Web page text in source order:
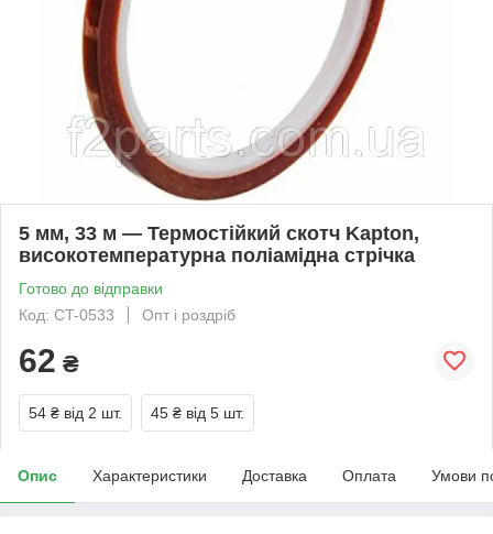
5 мм, 33 м — Термостійкий скотч Kapton,
високотемпературна поліамідна стрічка
Готово до відправки
Код: CT-0533
Опт і роздріб
62 ₴
54 ₴ від 2 шт. 45 ₴ від 5 шт.
Опис Характеристики Доставка Оплата Умови